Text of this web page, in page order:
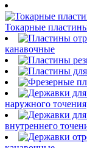
Токарные
канавочные
наружного точения
внутреннего